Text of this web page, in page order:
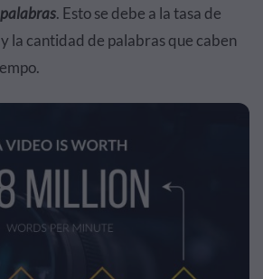
. Esto se debe a la tasa de
la cantidad de palabras que caben